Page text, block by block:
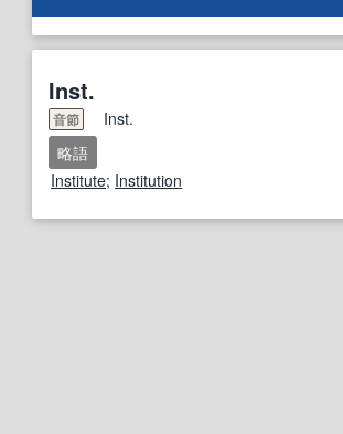
Inst.
音節
Inst.
略語
Institute; Institution